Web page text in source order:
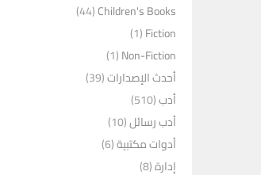
Children's Books
(44)
Fiction
(1)
Non-Fiction
(1)
أحدث الإصدارات(39)
أدب(510)
أدب رسائل(10)
أدوات مكتبية(6)
إدارة(8)